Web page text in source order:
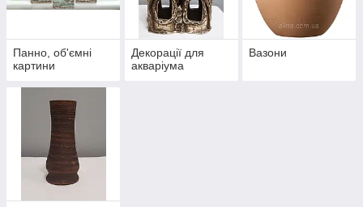
Панно, об'ємні
картини
Декорації для
акваріума
Вазони